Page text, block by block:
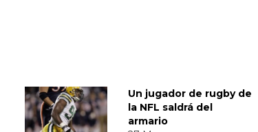
Un jugador de rugby de
la NFL saldrá del
armario